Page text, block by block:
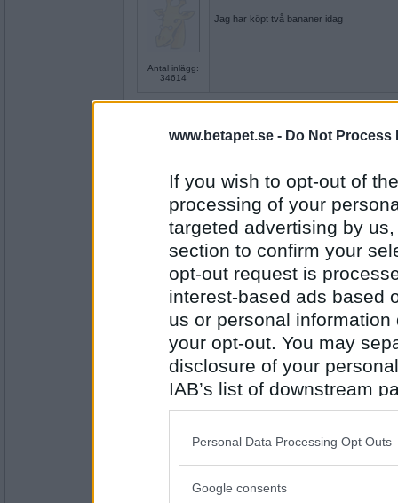
www.betapet.se - Do Not Process
If you wish to opt-out of
processing of your
targeted advertising by
section to confirm your
opt-out request is
interest-based ads based
us or personal
your opt-out. You may
disclosure of your
IAB’s list of downstream
also be disclosed by us
Downstream Participants
Please note that this
Personal Data Processing Opt Outs
Google consents
Antal inlägg:
34614
Jag har köpt två bananer idag
Antal inlägg: 951
Falskt, men jag har ätit en
15624
falskt
Jag har ser på en serie från 70-talet nyss
Mingus69
Falskt